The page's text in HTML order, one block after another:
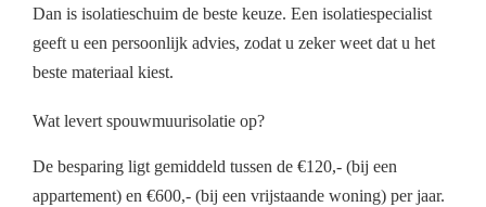
Dan is isolatieschuim de beste keuze. Een isolatiespecialist
geeft u een persoonlijk advies, zodat u zeker weet dat u het
beste materiaal kiest.
Wat levert spouwmuurisolatie op?
De besparing ligt gemiddeld tussen de €120,- (bij een
appartement) en €600,- (bij een vrijstaande woning) per jaar.